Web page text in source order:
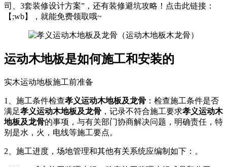
司、3套装修设计方案”，还有装修避坑攻略！点击此链接：
【;wb】，就能免费领取哦~
运动木地板是如何施工和安装的
实木运动地板施工前准备
1、施工条件检查孝义运动木地板及龙骨 ：检查施工条件是否
满足孝义运动木地板及龙骨 ，记录不符合施工要求孝义运动木
地板及龙骨的事项，与有关部门协商解决问题，明确责任，特
别是水，火，电线等施工要点。
2、施工进度，场地管理和其他有关系统应编制如下：。